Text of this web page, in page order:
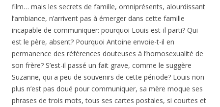
film… mais les secrets de famille, omniprésents, alourdissant
l’ambiance, n’arrivent pas à émerger dans cette famille
incapable de communiquer: pourquoi Louis est-il parti? Qui
est le père, absent? Pourquoi Antoine envoie-t-il en
permanence des références douteuses à l’homosexualité de
son frère? S’est-il passé un fait grave, comme le suggère
Suzanne, qui a peu de souvenirs de cette période? Louis non
plus n’est pas doué pour communiquer, sa mère moque ses
phrases de trois mots, tous ses cartes postales, si courtes et